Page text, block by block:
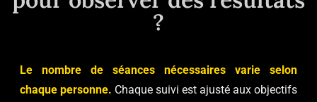
?
Le nombre de séances nécessaires varie selon
chaque personne. Chaque suivi est ajusté aux objectifs